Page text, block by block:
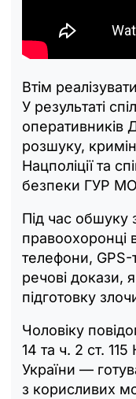
Втім
У результаті
оперативників
розшуку,
Нацполіції та
безпеки ГУР
Під час обшуку
правоохоронці
телефони, GPS-
речові докази,
підготовку
Чоловіку
14 та ч. 2 ст.
України —
з корисливих